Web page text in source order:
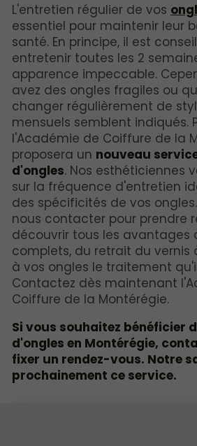
L'entretien régulier de vos
essentiel pour maintenir leur
santé. En principe, il est
entretenir toutes les 2
apparence impeccable.
avez des ongles fragiles ou
changer régulièrement de
mensuels semblent indiqués.
l'Académie de Coiffure de la
proposera un nouveau
d'ongles. Nos esthéticiennes
sur la fréquence d'entretien
des spécificités de vos
nous contacter pour prendre
découvrir tous les avantages
complets, du retrait du vernis
à vos ongles le traitement
Contactez dès maintenant
Coiffure de la Montérégie.
Si vous souhaitez bénéficier
d'ongles en Montérégie,
fixer un rendez-vous. Notre
prochainement ce service.